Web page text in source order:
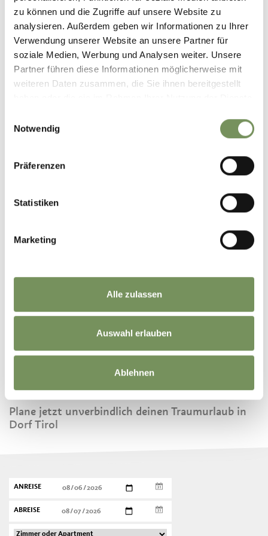
zu können und die Zugriffe auf unsere Website zu
analysieren. Außerdem geben wir Informationen zu Ihrer
Verwendung unserer Website an unsere Partner für
soziale Medien, Werbung und Analysen weiter. Unsere
Partner führen diese Informationen möglicherweise mit
weiteren Daten zusammen, die Sie ihnen bereitgestellt
Notwendig
Präferenzen
Statistiken
Marketing
Alle zulassen
Auswahl erlauben
Ablehnen
TRINKWASSER IN DORF TIROL
BUCHE DEINEN URLAUB
Plane jetzt unverbindlich deinen Traumurlaub in
Dorf Tirol
ANREISE
ABREISE